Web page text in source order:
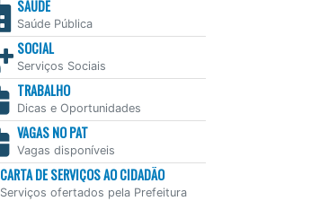
SAÚDE
Saúde Pública
SOCIAL
Serviços Sociais
TRABALHO
Dicas e Oportunidades
VAGAS NO PAT
Vagas disponíveis
CARTA DE SERVIÇOS AO CIDADÃO
Serviços ofertados pela Prefeitura